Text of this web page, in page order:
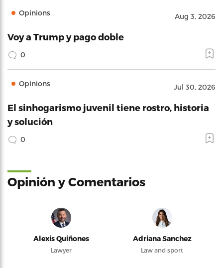
Opinions Aug 3, 2026
Voy a Trump y pago doble
0
Opinions Jul 30, 2026
El sinhogarismo juvenil tiene rostro, historia
y solución
0
Opinión y Comentarios
Alexis Quiñones
Lawyer
Adriana Sanchez
Law and sport